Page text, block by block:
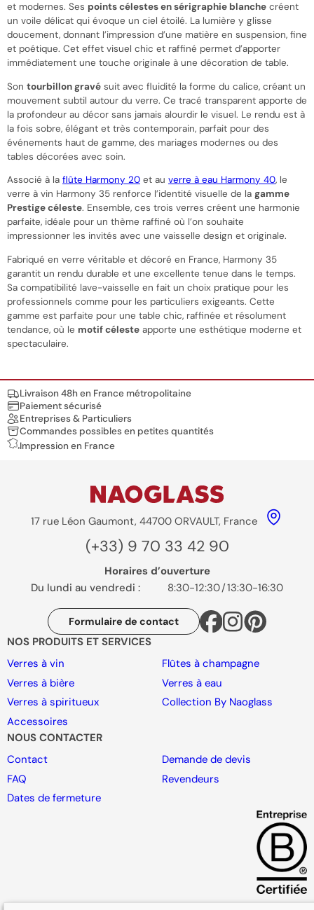
et modernes. Ses points célestes en sérigraphie blanche créent
un voile délicat qui évoque un ciel étoilé. La lumière y glisse
doucement, donnant l’impression d’une matière en suspension, fine
et poétique. Cet effet visuel chic et raffiné permet d’apporter
immédiatement une touche originale à une décoration de table.
Son tourbillon gravé suit avec fluidité la forme du calice, créant un
mouvement subtil autour du verre. Ce tracé transparent apporte de
la profondeur au décor sans jamais alourdir le visuel. Le rendu est à
la fois sobre, élégant et très contemporain, parfait pour des
événements haut de gamme, des mariages modernes ou des
tables décorées avec soin.
Associé à la flûte Harmony 20 et au verre à eau Harmony 40, le
verre à vin Harmony 35 renforce l’identité visuelle de la gamme
Prestige céleste. Ensemble, ces trois verres créent une harmonie
parfaite, idéale pour un thème raffiné où l’on souhaite
impressionner les invités avec une vaisselle design et originale.
Fabriqué en verre véritable et décoré en France, Harmony 35
garantit un rendu durable et une excellente tenue dans le temps.
Sa compatibilité lave-vaisselle en fait un choix pratique pour les
professionnels comme pour les particuliers exigeants. Cette
gamme est parfaite pour une table chic, raffinée et résolument
tendance, où le motif céleste apporte une esthétique moderne et
spectaculaire.
Nos engagements
Livraison 48h en France métropolitaine
Paiement sécurisé
Entreprises & Particuliers
Commandes possibles en petites quantités
Impression en France
17 rue Léon Gaumont, 44700 ORVAULT, France
(+33) 9 70 33 42 90
Horaires d’ouverture
Du lundi au vendredi :
8:30-12:30/13:30-16:30
Formulaire de contact
NOS PRODUITS ET SERVICES
Verres à vin
Flûtes à champagne
Verres à bière
Verres à eau
Verres à spiritueux
Collection By Naoglass
Accessoires
NOUS CONTACTER
Contact
Demande de devis
FAQ
Revendeurs
Dates de fermeture